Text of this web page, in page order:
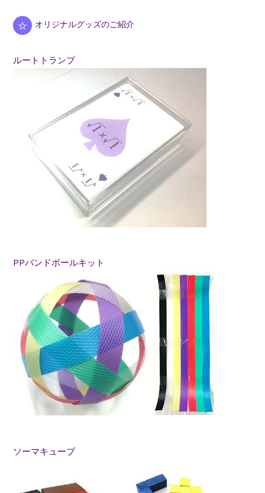
オリジナルグッズのご紹介
ルートトランプ
PPバンドボールキット
ソーマキューブ